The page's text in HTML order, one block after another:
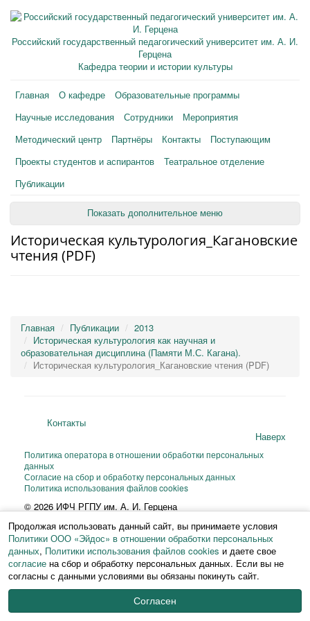
Российский государственный педагогический университет им. А. И.
Герцена
Кафедра теории и истории культуры
Главная О кафедре
Образовательные программы
Научные исследования
Сотрудники
Мероприятия
Методический центр
Партнёры Контакты
Поступающим
Проекты студентов и аспирантов
Театральное отделение
Публикации
Показать дополнительное меню
Историческая культурология_Кагановские
чтения (PDF)
Главная Публикации
2013
Историческая культурология как научная и
образовательная дисциплина (Памяти М.С. Кагана).
Историческая культурология_Кагановские чтения (PDF)
Контакты
Наверх
Политика оператора в отношении обработки персональных
данных
Согласие на сбор и обработку персональных данных
Политика использования файлов cookies
© 2026 ИФЧ РГПУ им. А. И. Герцена
сайта или фрагментов
из них на любом языке возможны только с письменного разрешения ИФЧ
РГПУ им. А. И. Герцена.
Продолжая использовать данный сайт, вы принимаете условия
Политики ООО «Эйдос» в отношении обработки персональных
данных, Политики использования файлов cookies и даете свое
согласие на сбор и обработку персональных данных. Если вы не
согласны с данными условиями вы обязаны покинуть сайт.
Согласен